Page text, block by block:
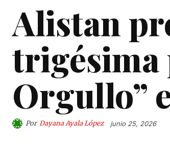
Alistan
trigésima
Orgullo”
Por Dayana Ayala López junio 25, 2026